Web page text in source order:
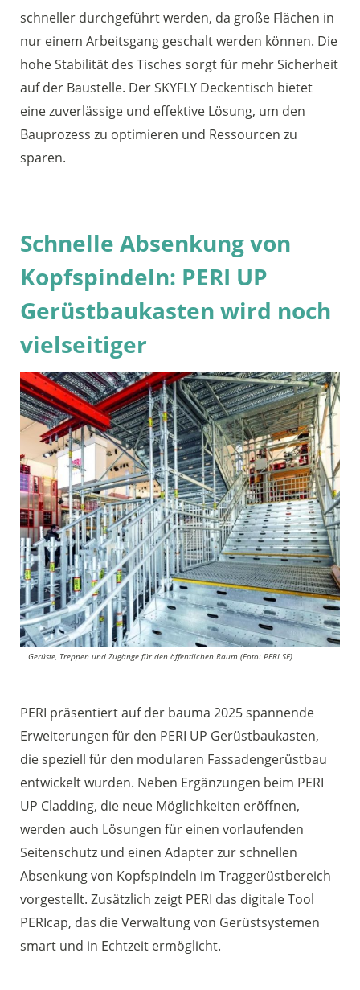
schneller durchgeführt werden, da große Flächen in
nur einem Arbeitsgang geschalt werden können. Die
hohe Stabilität des Tisches sorgt für mehr Sicherheit
auf der Baustelle. Der SKYFLY Deckentisch bietet
eine zuverlässige und effektive Lösung, um den
Bauprozess zu optimieren und Ressourcen zu
sparen.
Schnelle Absenkung von
Kopfspindeln: PERI UP
Gerüstbaukasten wird noch
vielseitiger
Gerüste, Treppen und Zugänge für den öffentlichen Raum (Foto: PERI SE)
PERI präsentiert auf der bauma 2025 spannende
Erweiterungen für den PERI UP Gerüstbaukasten,
die speziell für den modularen Fassadengerüstbau
entwickelt wurden. Neben Ergänzungen beim PERI
UP Cladding, die neue Möglichkeiten eröffnen,
werden auch Lösungen für einen vorlaufenden
Seitenschutz und einen Adapter zur schnellen
Absenkung von Kopfspindeln im Traggerüstbereich
vorgestellt. Zusätzlich zeigt PERI das digitale Tool
PERIcap, das die Verwaltung von Gerüstsystemen
smart und in Echtzeit ermöglicht.